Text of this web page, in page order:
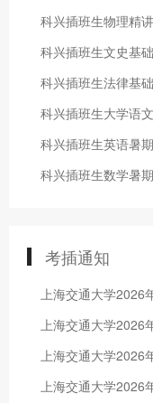
科兴插班生物理精
科兴插班生文史基
科兴插班生法律基
科兴插班生大学语
科兴插班生英语暑
科兴插班生数学暑
考插通知
上海交通大学2026
上海交通大学2026
上海交通大学2026
上海交通大学2026